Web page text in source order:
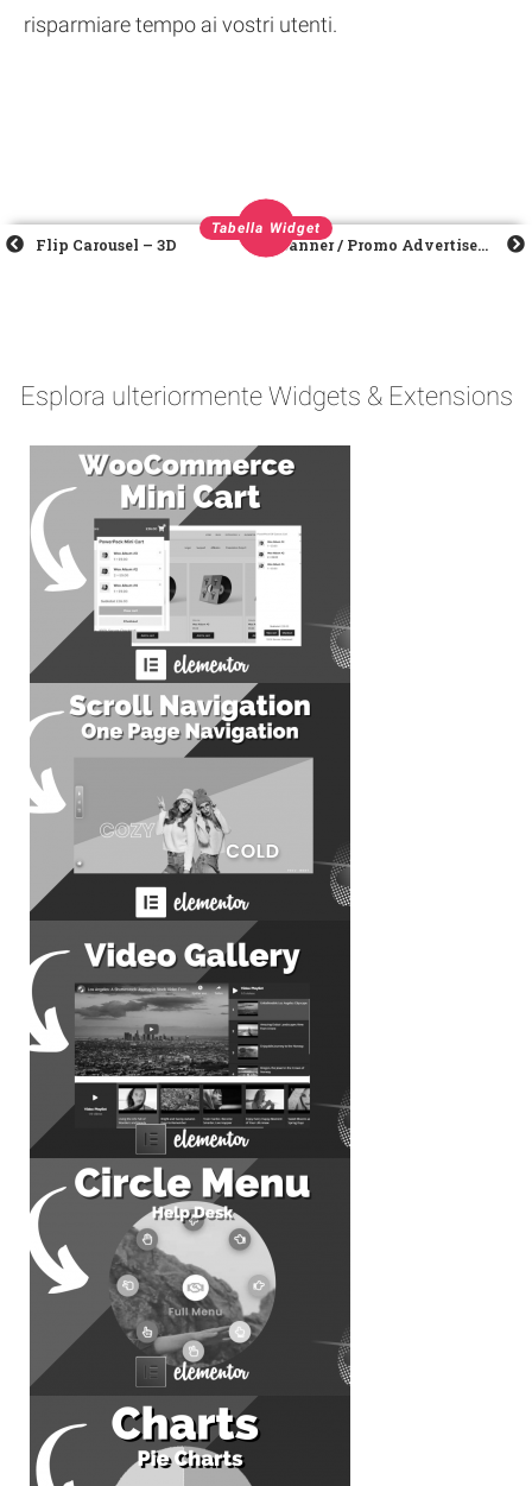
risparmiare tempo ai vostri utenti.
Tabella Widget
Flip Carousel – 3D Banner / Promo Advertisement
Esplora ulteriormente Widgets & Extensions